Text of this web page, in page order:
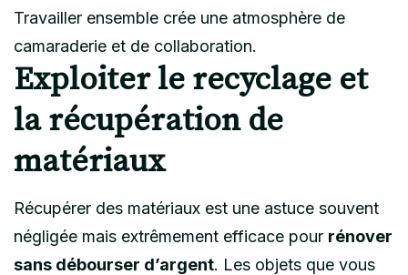
Travailler ensemble crée une atmosphère de
camaraderie et de collaboration.
Exploiter le recyclage et
la récupération de
matériaux
Récupérer des matériaux est une astuce souvent
négligée mais extrêmement efficace pour rénover
sans débourser d’argent. Les objets que vous